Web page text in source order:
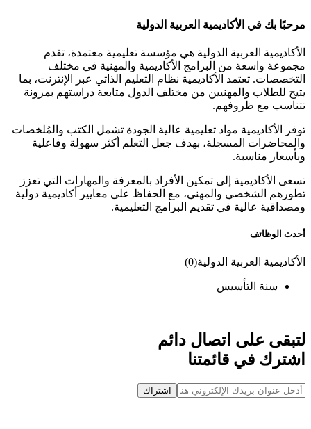
مرحبًا بك في الأكاديمية العربية الدولية
الأكاديمية العربية الدولية هي مؤسسة تعليمية معتمدة، تقدم
مجموعة واسعة من البرامج الأكاديمية والمهنية في مختلف
التخصصات. تعتمد الأكاديمية نظام التعليم الذاتي عبر الإنترنت، بما
يتيح للطلاب والمهنيين من مختلف الدول متابعة دراستهم بمرونة
تتناسب مع ظروفهم.
توفر الأكاديمية مواد تعليمية عالية الجودة تشمل الكتب والمُلخصات
والمحاضرات المسجلة، بهدف جعل التعلم أكثر سهولة وفاعلية
وبأسعار مناسبة.
تسعى الأكاديمية إلى تمكين الأفراد بالمعرفة والمهارات التي تعزز
تطورهم الشخصي والمهني، مع الحفاظ على معايير أكاديمية دولية
ومصداقية عالية في تقديم البرامج التعليمية.
أحدث الوظائف
الأكاديمية العربية الدولية(
0
)
سنة التأسيس
لتبقى على اتصال دائم
اشترك في قائمتنا
اشتراك